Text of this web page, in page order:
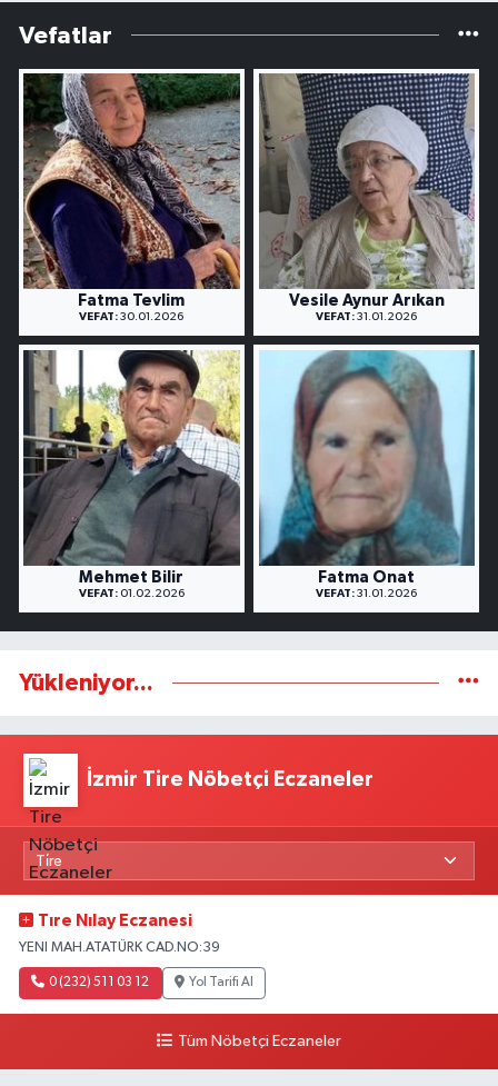
Vefatlar
Fatma Tevlim
VEFAT: 30.01.2026
Vesile Aynur Arıkan
VEFAT: 31.01.2026
Mehmet Bilir
VEFAT:01.02.2026
Fatma Onat
VEFAT: 31.01.2026
Yükleniyor...
İzmir Tire Nöbetçi Eczaneler
Tıre Nılay Eczanesi
YENI MAH.ATATÜRK CAD.NO:39
0 (232) 511 03 12 Yol Tarifi Al
Tüm Nöbetçi Eczaneler